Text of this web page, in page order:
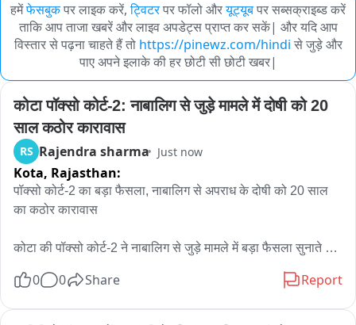
हमेंफेसबुकपर लाइक करें, ट्विटरपर फॉलो औरयूट्यूबपर सब्सक्राइब्ड करें
ताकि आप ताजा खबरें और लाइव अपडेट्स प्राप्त कर सकें| और यदि आप
विस्तार से पढ़ना चाहते हैं तो https://pinewz.com/hindi से जुड़े और
पाए अपने इलाके की हर छोटी सी छोटी खबर|
कोटा पॉक्सो कोर्ट-2: नाबालिग से जुड़े मामले में दोषी को 20
साल कठोर कारावास
RS Rajendra sharma Just now
Kota, Rajasthan:
पॉक्सो कोर्ट-2 का बड़ा फैसला, नाबालिग से अपराध के दोषी को 20 साल
का कठोर कारावास
कोटा की पॉक्सो कोर्ट-2 ने नाबालिग से जुड़े मामले में बड़ा फैसला सुनाते हुए
आरोपी को पॉक्सो एक्ट के तहत दोषी मानते हुए यह सजा सुनाईं।
0 0 Share Report